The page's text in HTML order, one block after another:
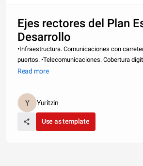
Ejes rectores del Plan
Desarrollo
•Infraestructura. Comunicaciones con
puertos. •Telecomunicaciones. Cobertura
acceso al Internet •Infraestructura social. Servicios de agua
recu
Read more
Yuritzin
Use as template